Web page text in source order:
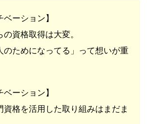
ベーション】
資格取得は大変。
のためになってる」って想いが重
ベーション】
資格を活用した取り組みはまだま